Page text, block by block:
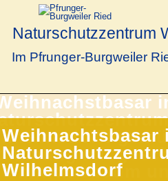
Naturschutzzentrum
Im Pfrunger-Burgweiler
Weihnachtsbasar
Wilhelmsdorf